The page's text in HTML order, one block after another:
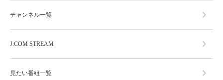
チャンネル一覧
J:COM STREAM
見たい番組一覧